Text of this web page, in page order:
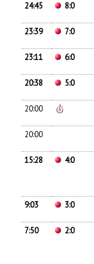
24:45 8:0
23:39 7:0
23:11 6:0
20:38 5:0
20:00
20:00
15:28 4:0
9:03 3:0
7:50 2:0